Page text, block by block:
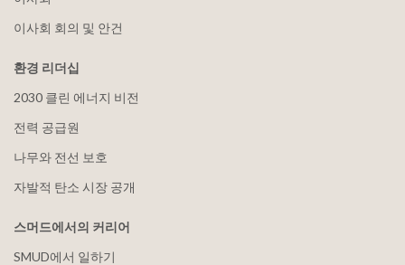
이사회 회의 및 안건
환경 리더십
2030 클린 에너지 비전
전력 공급원
나무와 전선 보호
자발적 탄소 시장 공개
스머드에서의 커리어
SMUD에서 일하기